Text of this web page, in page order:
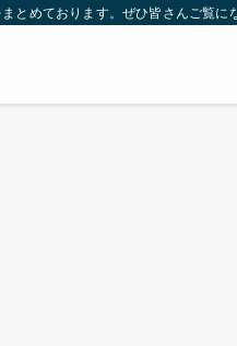
とめております。ぜひ皆さんご覧に